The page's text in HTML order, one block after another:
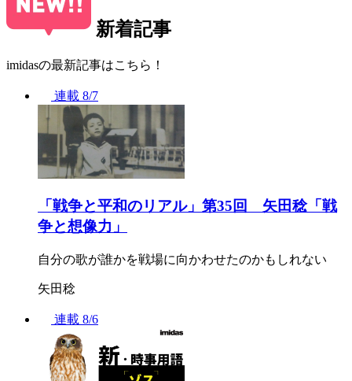
新着記事
imidasの最新記事はこちら！
連載 8/7
「戦争と平和のリアル」第35回 矢田稔「戦
争と想像力」
自分の歌が誰かを戦場に向かわせたのかもしれない
矢田稔
連載 8/6